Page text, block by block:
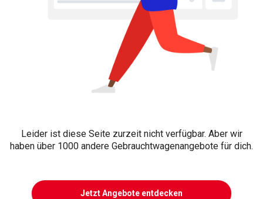
Leider ist diese Seite zurzeit nicht verfügbar. Aber wir
haben über 1000 andere Gebrauchtwagenangebote für dich.
Jetzt Angebote entdecken